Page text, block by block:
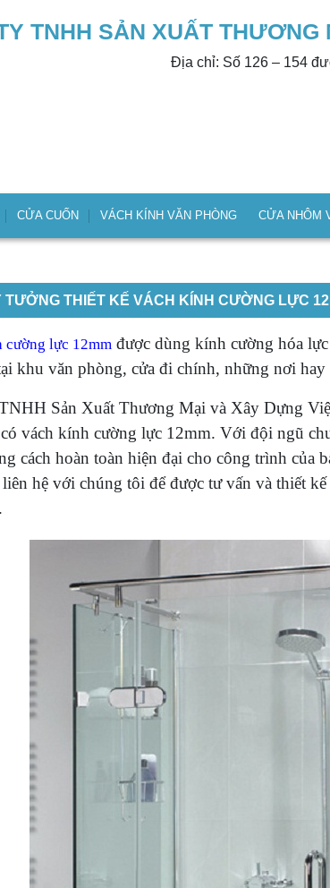
TNHH SẢN XUẤT
Địa chỉ: Số 126 – 154
CỬA CUỐN VÁCH KÍNH VĂN PHÒNG CỬA NHÔM
TƯỞNG THIẾT KẾ VÁCH KÍNH CƯỜNG LỰC
cường lực 12mm được dùng kính cường hóa
khu văn phòng, cửa đi chính, những nơi
Sản Xuất Thương Mại và Xây Dựng
vách kính cường lực 12mm. Với đội ngũ
cách hoàn toàn hiện đại cho công trình của
hệ với chúng tôi để được tư vấn và thiết